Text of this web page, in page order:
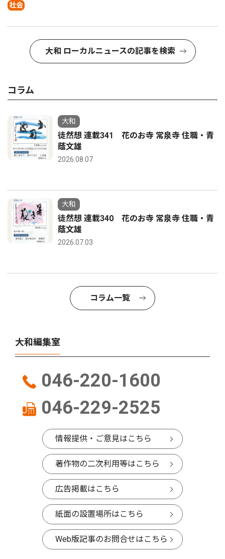
社会
大和 ローカルニュースの記事を検索
コラム
大和
徒然想 連載341 花のお寺 常泉寺 住職・青
蔭文雄
2026.08.07
大和
徒然想 連載340 花のお寺 常泉寺 住職・青
蔭文雄
2026.07.03
コラム一覧
大和編集室
046-220-1600
046-229-2525
情報提供・ご意見はこちら
著作物の二次利用等はこちら
広告掲載はこちら
紙面の設置場所はこちら
Web版記事のお問合せはこちら